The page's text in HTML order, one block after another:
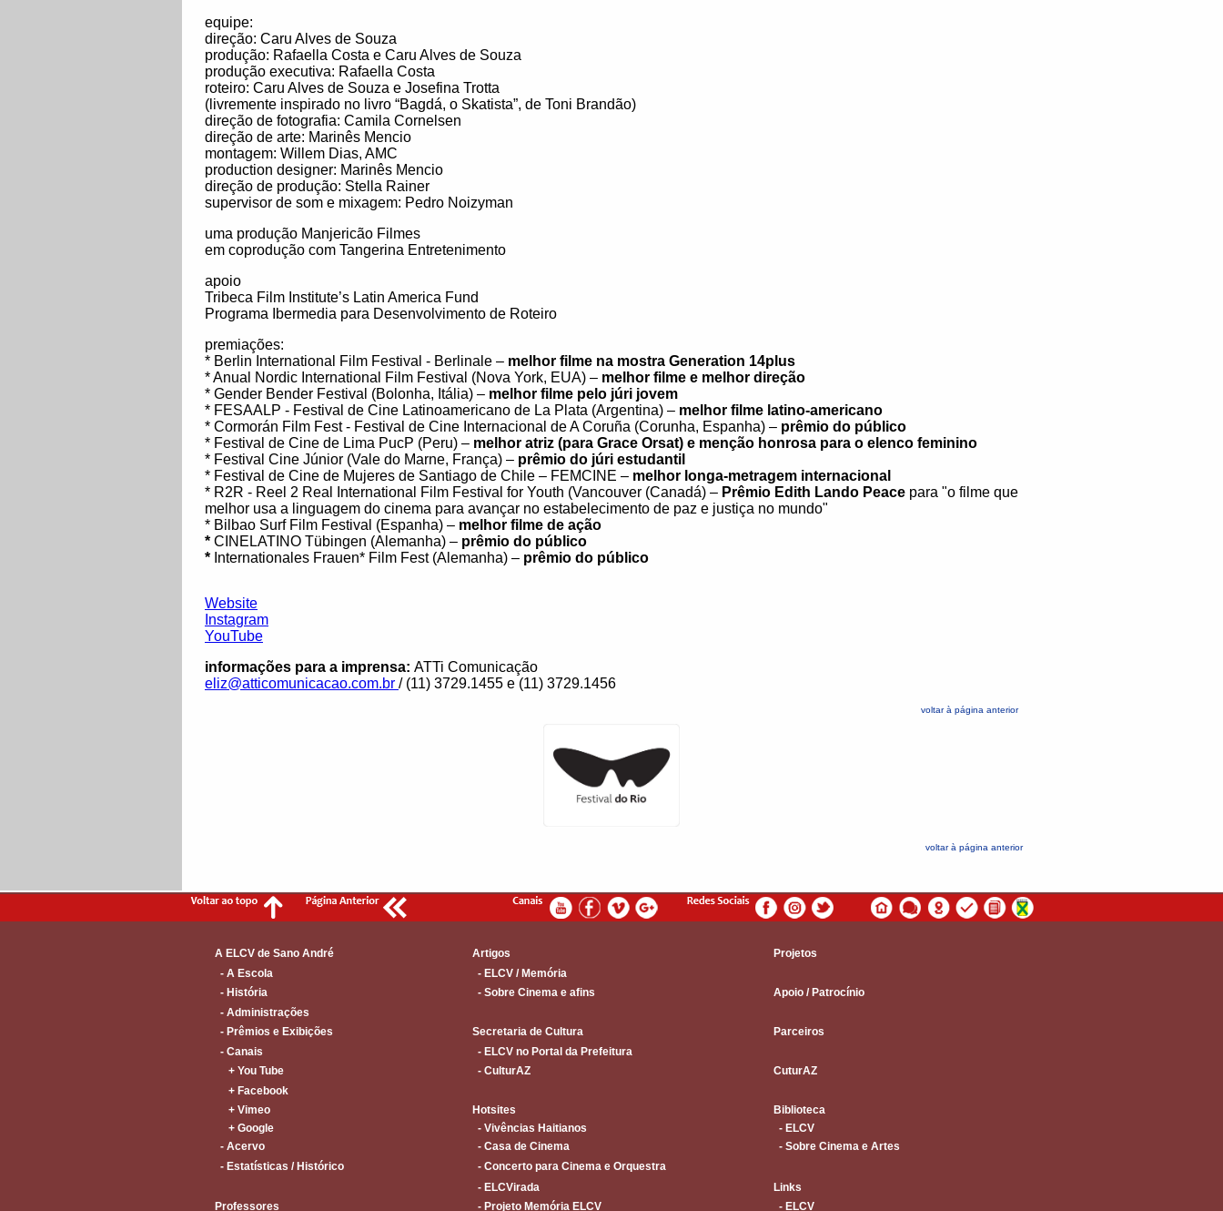
equipe:
direção: Caru Alves de Souza
produção: Rafaella Costa e Caru Alves de Souza
produção executiva: Rafaella Costa
roteiro: Caru Alves de Souza e Josefina Trotta
(livremente inspirado no livro “Bagdá, o Skatista”, de Toni Brandão)
direção de fotografia: Camila Cornelsen
direção de arte: Marinês Mencio
montagem: Willem Dias, AMC
production designer: Marinês Mencio
direção de produção: Stella Rainer
supervisor de som e mixagem: Pedro Noizyman
uma produção Manjericão Filmes
em coprodução com Tangerina Entretenimento
apoio
Tribeca Film Institute’s Latin America Fund
Programa Ibermedia para Desenvolvimento de Roteiro
premiações:
* Berlin International Film Festival - Berlinale – melhor filme na mostra Generation 14plus
* Anual Nordic International Film Festival (Nova York, EUA) – melhor filme e melhor direção
* Gender Bender Festival (Bolonha, Itália) – melhor filme pelo júri jovem
* FESAALP - Festival de Cine Latinoamericano de La Plata (Argentina) – melhor filme latino-americano
* Cormorán Film Fest - Festival de Cine Internacional de A Coruña (Corunha, Espanha) – prêmio do público
* Festival de Cine de Lima PucP (Peru) – melhor atriz (para Grace Orsat) e menção honrosa para o elenco feminino
* Festival Cine Júnior (Vale do Marne, França) – prêmio do júri estudantil
* Festival de Cine de Mujeres de Santiago de Chile – FEMCINE – melhor longa-metragem internacional
* R2R - Reel 2 Real International Film Festival for Youth (Vancouver (Canadá) – Prêmio Edith Lando Peace para "o filme que
melhor usa a linguagem do cinema para avançar no estabelecimento de paz e justiça no mundo"
* Bilbao Surf Film Festival (Espanha) – melhor filme de ação
* CINELATINO Tübingen (Alemanha) – prêmio do público
* Internationales Frauen* Film Fest (Alemanha) – prêmio do público
Website
Instagram
YouTube
informações para a imprensa: ATTi Comunicação
eliz@atticomunicacao.com.br / (11) 3729.1455 e (11) 3729.1456
voltar à página anterior
voltar à página anterior
A ELCV de Sano André Artigos
Projetos
- A Escola
- ELCV / Memória
- História
- Sobre Cinema e afins
Apoio / Patrocínio
- Administrações
- Prêmios e Exibições
Secretaria de Cultura
Parceiros
- Canais
- ELCV no Portal da Prefeitura
+ You Tube
- CulturAZ
CuturAZ
+ Facebook
+ Vimeo
Hotsites
Biblioteca
+ Google
- Vivências Haitianos
- ELCV
- Acervo
- Casa de Cinema
- Sobre Cinema e Artes
- Estatísticas / Histórico
- Concerto para Cinema e Orquestra
- ELCVirada
Links
Professores
- Projeto Memória ELCV - ELCV